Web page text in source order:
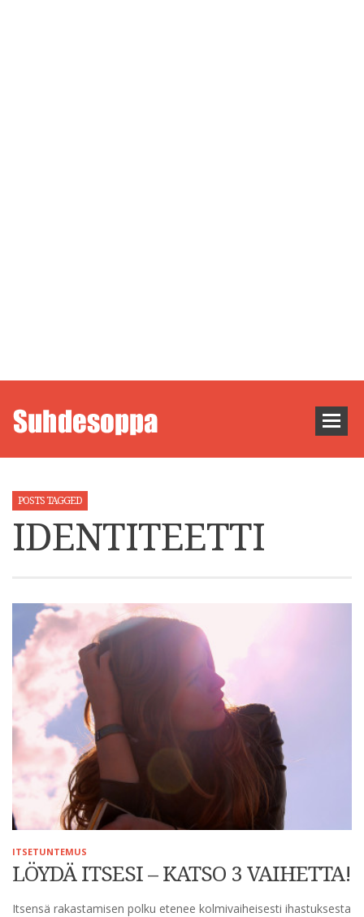
POSTS TAGGED
IDENTITEETTI
ITSETUNTEMUS
LÖYDÄ ITSESI – KATSO 3 VAIHETTA!
Itsensä rakastamisen polku etenee kolmivaiheisesti ihastuksesta